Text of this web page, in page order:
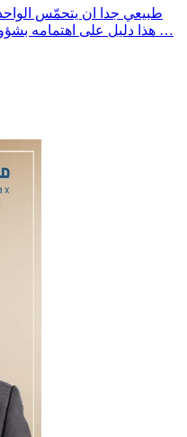
طبيعي جدا ان يتحمّس
… هذا دليل على اهتمامه